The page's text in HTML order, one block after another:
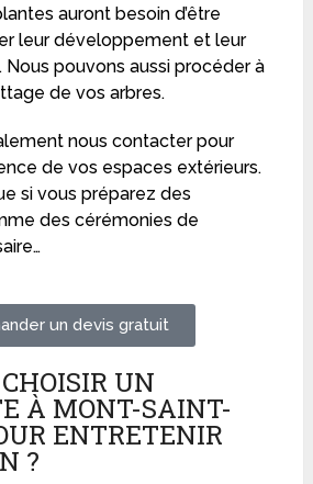
auront besoin d’être
leur développement et leur
pouvons aussi procéder à
de vos arbres.
nous contacter pour
de vos espaces extérieurs.
si vous préparez des
des cérémonies de
un devis gratuit
UN
À MONT-SAINT-
ENTRETENIR
?